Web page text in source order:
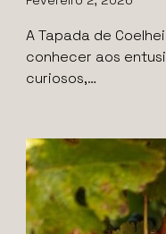
A Tapada de
conhecer aos
curiosos,…